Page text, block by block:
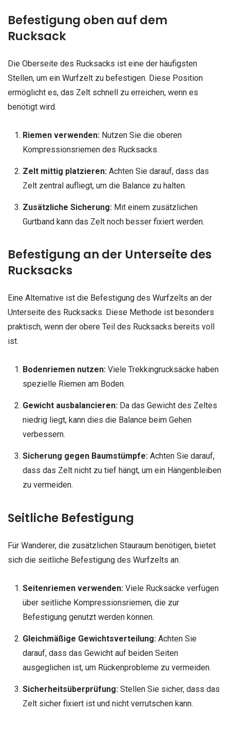
Befestigung oben auf dem
Rucksack
Die Oberseite des Rucksacks ist eine der häufigsten
Stellen, um ein Wurfzelt zu befestigen. Diese Position
ermöglicht es, das Zelt schnell zu erreichen, wenn es
benötigt wird.
Riemen verwenden:Nutzen Sie die oberen
Kompressionsriemen des Rucksacks.
Zelt mittig platzieren:Achten Sie darauf, dass das
Zelt zentral aufliegt, um die Balance zu halten.
Zusätzliche Sicherung:Mit einem zusätzlichen
Gurtband kann das Zelt noch besser fixiert werden.
Befestigung an der Unterseite des
Rucksacks
Eine Alternative ist die Befestigung des Wurfzelts an der
Unterseite des Rucksacks. Diese Methode ist besonders
praktisch, wenn der obere Teil des Rucksacks bereits voll
ist.
Bodenriemen nutzen:Viele Trekkingrucksäcke haben
spezielle Riemen am Boden.
Gewicht ausbalancieren:Da das Gewicht des Zeltes
niedrig liegt, kann dies die Balance beim Gehen
verbessern.
Sicherung gegen Baumstümpfe:Achten Sie darauf,
dass das Zelt nicht zu tief hängt, um ein Hängenbleiben
zu vermeiden.
Seitliche Befestigung
Für Wanderer, die zusätzlichen Stauraum benötigen, bietet
sich die seitliche Befestigung des Wurfzelts an.
Seitenriemen verwenden:Viele Rucksäcke verfügen
über seitliche Kompressionsriemen, die zur
Befestigung genutzt werden können.
Gleichmäßige Gewichtsverteilung:Achten Sie
darauf, dass das Gewicht auf beiden Seiten
ausgeglichen ist, um Rückenprobleme zu vermeiden.
Sicherheitsüberprüfung:Stellen Sie sicher, dass das
Zelt sicher fixiert ist und nicht verrutschen kann.